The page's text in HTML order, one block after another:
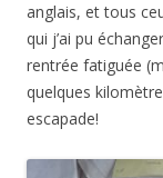
anglais, et tous
qui j’ai pu
rentrée fatiguée
quelques
escapade!